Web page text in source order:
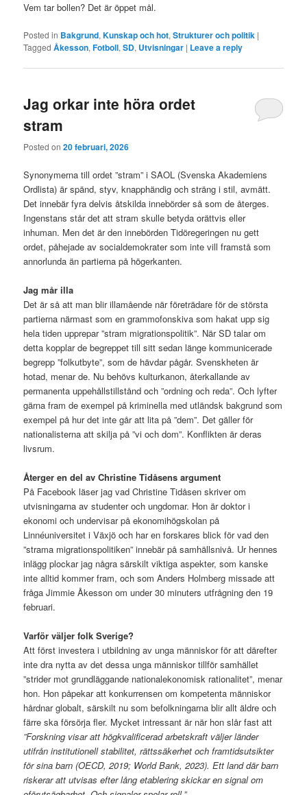
Vem tar bollen? Det är öppet mål.
Posted in Bakgrund,Kunskap och hot,Strukturer och politik |
Tagged Åkesson,Fotboll,SD, Utvisningar | Leave a reply
Jag orkar inte höra ordet
stram
Posted on20 februari, 2026
Synonymerna till ordet ”stram” i SAOL (Svenska Akademiens
Ordlista) är spänd, styv, knapphändig och sträng i stil, avmätt.
Det innebär fyra delvis åtskilda innebörder så som de återges.
Ingenstans står det att stram skulle betyda orättvis eller
inhuman. Men det är den innebörden Tidöregeringen nu gett
ordet, påhejade av socialdemokrater som inte vill framstå som
annorlunda än partierna på högerkanten.
Jag mår illa
Det är så att man blir illamående när företrädare för de största
partierna närmast som en grammofonskiva som hakat upp sig
hela tiden upprepar ”stram migrationspolitik”. När SD talar om
detta kopplar de begreppet till sitt sedan länge kommunicerade
begrepp ”folkutbyte”, som de hävdar pågår. Svenskheten är
hotad, menar de. Nu behövs kulturkanon, återkallande av
permanenta uppehållstillstånd och ”ordning och reda”. Och lyfter
gärna fram de exempel på kriminella med utländsk bakgrund som
exempel på hur det inte går att lita på ”dem”. Det gäller för
nationalisterna att skilja på ”vi och dom”. Konflikten är deras
livsrum.
Återger en del av Christine Tidåsens argument
På Facebook läser jag vad Christine Tidåsen skriver om
utvisningarna av studenter och ungdomar. Hon är doktor i
ekonomi och undervisar på ekonomihögskolan på
Linnéuniversitet i Växjö och har en forskares blick för vad den
”strama migrationspolitiken” innebär på samhällsnivå. Ur hennes
inlägg plockar jag några särskilt viktiga aspekter, som kanske
inte alltid kommer fram, och som Anders Holmberg missade att
fråga Jimmie Åkesson om under 30 minuters utfrågning den 19
februari.
Varför väljer folk Sverige?
Att först investera i utbildning av unga människor för att därefter
inte dra nytta av det dessa unga människor tillför samhället
”strider mot grundläggande nationalekonomisk rationalitet”, menar
hon. Hon påpekar att konkurrensen om kompetenta människor
hårdnar globalt, särskilt nu som befolkningarna blir allt äldre och
färre ska försörja fler. Mycket intressant är när hon slår fast att
”Forskning visar att högkvalificerad arbetskraft väljer länder
utifrån institutionell stabilitet, rättssäkerhet och framtidsutsikter
för sina barn (OECD, 2019; World Bank, 2023). Ett land där barn
riskerar att utvisas efter lång etablering skickar en signal om